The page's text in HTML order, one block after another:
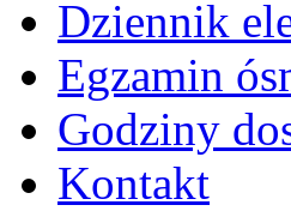
Dziennik
Egzamin
Godziny
Kontakt